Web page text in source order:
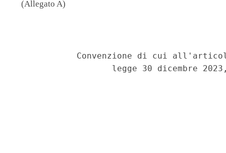
(Allegato A)
Convenzione di cui
legge 30 dicembre